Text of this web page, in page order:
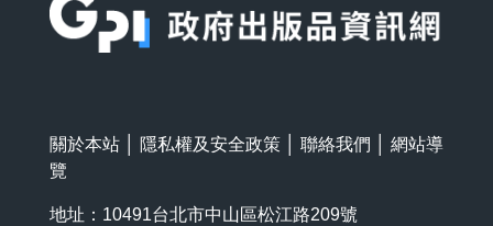
關於本站 隱私權及安全政策 聯絡我們
網站導
覽
地址：10491台北市中山區松江路209號